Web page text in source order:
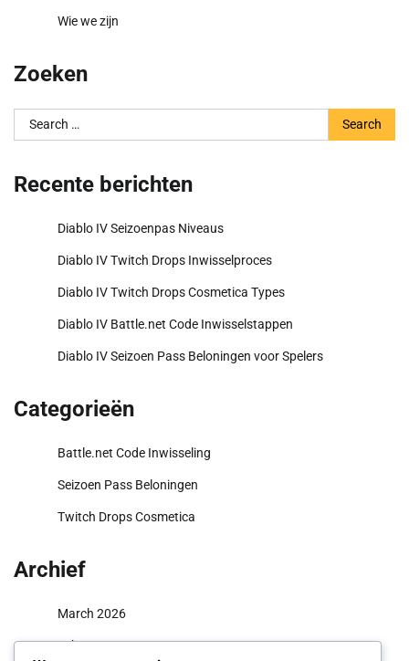
Wie we zijn
Zoeken
Search
for:
Recente berichten
Diablo IV Seizoenpas Niveaus
Diablo IV Twitch Drops Inwisselproces
Diablo IV Twitch Drops Cosmetica Types
Diablo IV Battle.net Code Inwisselstappen
Diablo IV Seizoen Pass Beloningen voor Spelers
Categorieën
Battle.net Code Inwisseling
Seizoen Pass Beloningen
Twitch Drops Cosmetica
Archief
March 2026
February 2026